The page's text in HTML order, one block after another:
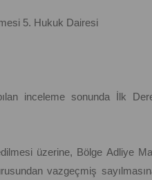
5. Hukuk Dairesi
inceleme sonunda İlk
üzerine, Bölge Adliye
vazgeçmiş